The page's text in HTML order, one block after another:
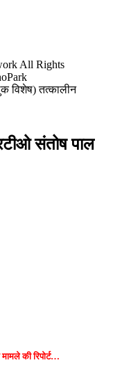
All Rights
विशेष) तत्कालीन
संतोष पाल
की रिपोर्ट…